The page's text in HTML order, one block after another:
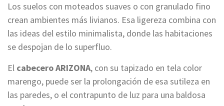
Los suelos con moteados suaves o con granulado fino
crean ambientes más livianos. Esa ligereza combina con
las ideas del estilo minimalista, donde las habitaciones
se despojan de lo superfluo.
El cabecero ARIZONA, con su tapizado en tela color
marengo, puede ser la prolongación de esa sutileza en
las paredes, o el contrapunto de luz para una baldosa